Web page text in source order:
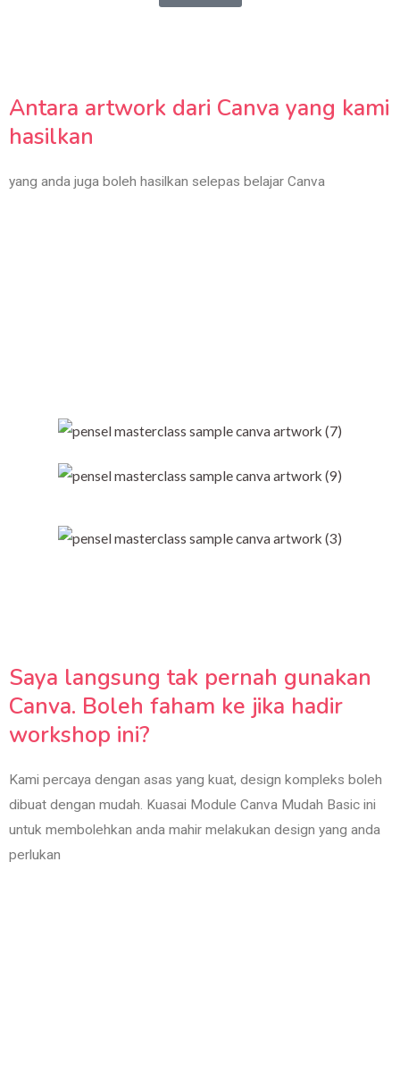
Antara artwork dari Canva yang kami
hasilkan
yang anda juga boleh hasilkan selepas belajar Canva
Saya langsung tak pernah gunakan
Canva. Boleh faham ke jika hadir
workshop ini?
Kami percaya dengan asas yang kuat, design kompleks boleh
dibuat dengan mudah. Kuasai Module Canva Mudah Basic ini
untuk membolehkan anda mahir melakukan design yang anda
perlukan